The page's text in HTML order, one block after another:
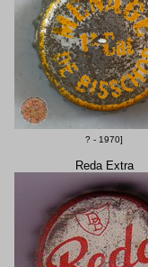
? - 1970]
Reda Extra